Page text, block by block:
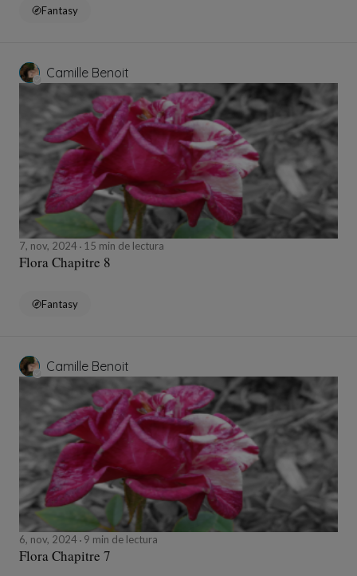
Fantasy
Camille Benoit
7, nov, 2024 15 min de lectura
Flora Chapitre 8
Fantasy
Camille Benoit
6, nov, 2024 9 min de lectura
Flora Chapitre 7